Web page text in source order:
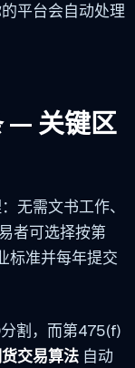
平台会自动处理
— 关键区
无需文书工作、
者可选择按第
标准并每年提交
割，而第475(f)
交易算法 自动